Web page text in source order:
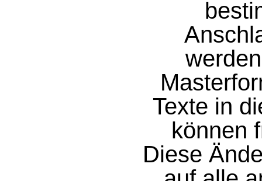
Texte in
können
Diese